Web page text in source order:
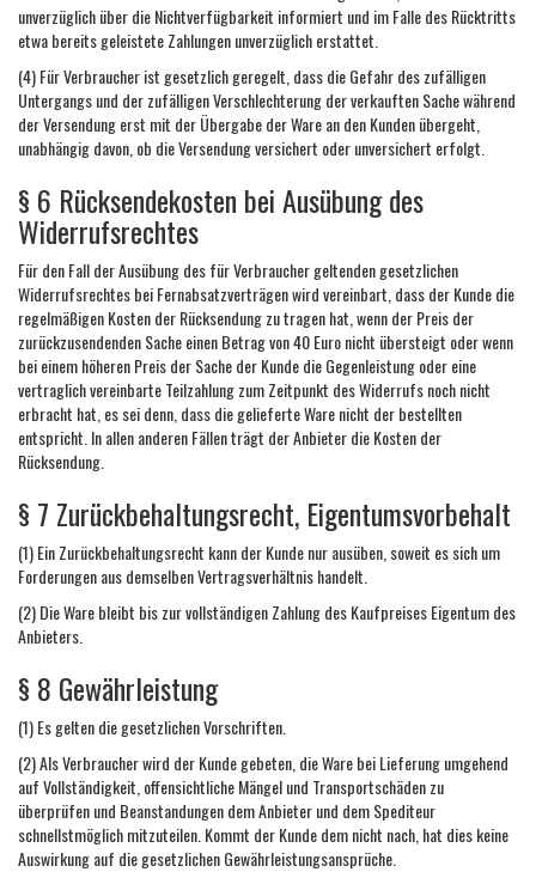
unverzüglich über die Nichtverfügbarkeit informiert und im Falle des Rücktritts
etwa bereits geleistete Zahlungen unverzüglich erstattet.
(4) Für Verbraucher ist gesetzlich geregelt, dass die Gefahr des zufälligen
Untergangs und der zufälligen Verschlechterung der verkauften Sache während
der Versendung erst mit der Übergabe der Ware an den Kunden übergeht,
unabhängig davon, ob die Versendung versichert oder unversichert erfolgt.
§ 6 Rücksendekosten bei Ausübung des
Widerrufsrechtes
Für den Fall der Ausübung des für Verbraucher geltenden gesetzlichen
Widerrufsrechtes bei Fernabsatzverträgen wird vereinbart, dass der Kunde die
regelmäßigen Kosten der Rücksendung zu tragen hat, wenn der Preis der
zurückzusendenden Sache einen Betrag von 40 Euro nicht übersteigt oder wenn
bei einem höheren Preis der Sache der Kunde die Gegenleistung oder eine
vertraglich vereinbarte Teilzahlung zum Zeitpunkt des Widerrufs noch nicht
erbracht hat, es sei denn, dass die gelieferte Ware nicht der bestellten
entspricht. In allen anderen Fällen trägt der Anbieter die Kosten der
Rücksendung.
§ 7 Zurückbehaltungsrecht, Eigentumsvorbehalt
(1) Ein Zurückbehaltungsrecht kann der Kunde nur ausüben, soweit es sich um
Forderungen aus demselben Vertragsverhältnis handelt.
(2) Die Ware bleibt bis zur vollständigen Zahlung des Kaufpreises Eigentum des
Anbieters.
§ 8 Gewährleistung
(1) Es gelten die gesetzlichen Vorschriften.
(2) Als Verbraucher wird der Kunde gebeten, die Ware bei Lieferung umgehend
auf Vollständigkeit, offensichtliche Mängel und Transportschäden zu
überprüfen und Beanstandungen dem Anbieter und dem Spediteur
schnellstmöglich mitzuteilen. Kommt der Kunde dem nicht nach, hat dies keine
Auswirkung auf die gesetzlichen Gewährleistungsansprüche.